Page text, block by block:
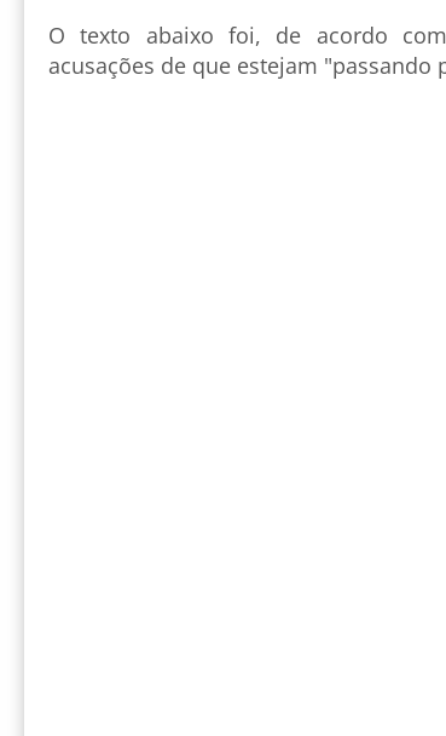
O texto abaixo foi, de acordo
acusações de que estejam